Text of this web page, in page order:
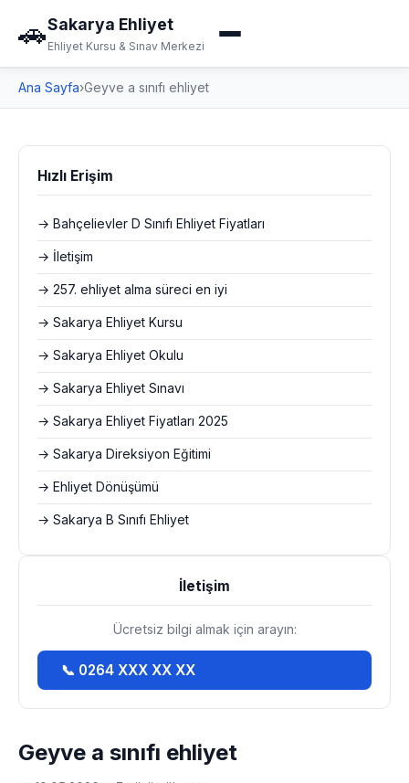
🚗Sakarya Ehliyet
Ehliyet Kursu & Sınav Merkezi
Ana Sayfa›Geyve a sınıfı ehliyet
Geyve a sınıfı ehliyet
Hızlı Erişim
→ Bahçelievler D Sınıfı Ehliyet Fiyatları
→ İletişim
→ 257. ehliyet alma süreci en iyi
→ Sakarya Ehliyet Kursu
→ Sakarya Ehliyet Okulu
→ Sakarya Ehliyet Sınavı
→ Sakarya Ehliyet Fiyatları 2025
→ Sakarya Direksiyon Eğitimi
→ Ehliyet Dönüşümü
→ Sakarya B Sınıfı Ehliyet
İletişim
Ücretsiz bilgi almak için arayın:
📞 0264 XXX XX XX